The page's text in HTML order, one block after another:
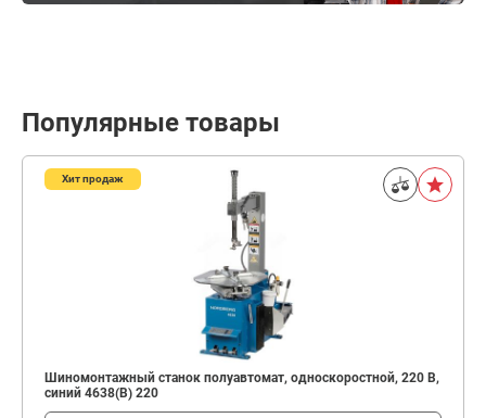
Популярные товары
Хит продаж
Шиномонтажный станок полуавтомат, односкоростной, 220 В,
синий 4638(B) 220